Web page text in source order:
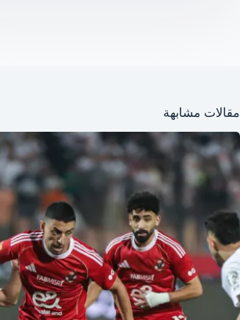
مقالات مشابهة